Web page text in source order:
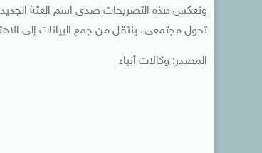
وتعكس هذه التصريحات صدى اسم العثة
تحول مجتمعى، ينتقل من جمع البيانات إلى
المصدر: وكالات أنباء